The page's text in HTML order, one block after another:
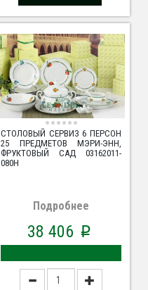
СТОЛОВЫЙ СЕРВИЗ 6 ПЕРСОН
25 ПРЕДМЕТОВ МЭРИ-ЭНН,
ФРУКТОВЫЙ САД 03162011-
080H
Подробнее
38 406 p